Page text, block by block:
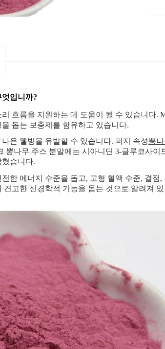
입니까?
흐름을 지원하는 데 도움이 될 수 있습니다.
돕는 보충제를 함유하고 있습니다.
은 웰빙을 유발할 수 있습니다. 퍼지 속성뽕
뽕나무 주스 분말에는 시아니딘 3-글루코사
습니다.
한 에너지 수준을 돕고, 고형 혈액 수준, 결
견고한 신경학적 기능을 돕는 것으로 알려져